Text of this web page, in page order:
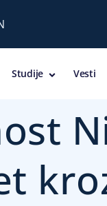
Studije Vesti